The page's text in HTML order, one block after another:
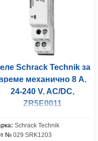
Schrack Technik за
механично 8 A,
24-240 V, AC/DC,
ZR5E0011
Schrack Technik
№ 029 SRK1203